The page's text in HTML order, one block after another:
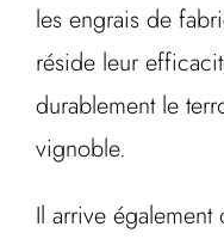
les engrais de
réside leur
durablement le
vignoble.
Il arrive